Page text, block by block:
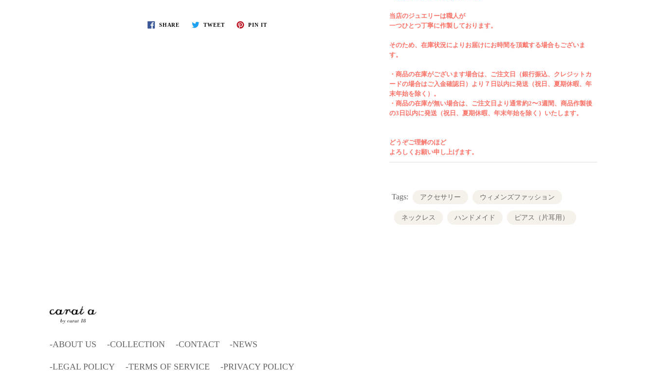
SHARE TWEET PIN IT
ザインは左耳にパールの連なりを、右耳に１粒タ
イプの装着を推奨しておりますが左右どちらにも
ー使いも意識した可憐な揺れを、耳元でお楽しみ
金イエローゴールドの留め具をシリコンで包んだ
タイプ。
こちらはすべてMade in Japanです。
（ピアス芯部分は全てK18YGを使用）
（パール部分約５㎝+10金チェーン約3㎝）
当店のジュエリーは職人が
一つひとつ丁寧に作製しております。
そのため、在庫状況によりお届けにお時間を頂戴する場合もございま
す。
・商品の在庫がございます場合は、ご注文日（銀行振込、クレジットカ
ードの場合はご入金確認日）より７日以内に発送（祝日、夏期休暇、年
末年始を除く）。
・商品の在庫が無い場合は、ご注文日より通常約2〜3週間、商品作製後
の3日以内に発送（祝日、夏期休暇、年末年始を除く）いたします。
どうぞご理解のほど
よろしくお願い申し上げます。
Tags: アクセサリー ウィメンズファッション
ネックレス ハンドメイド ピアス（片耳用）
ABOUT US COLLECTION CONTACT NEWS
LEGAL POLICY TERMS OF SERVICE PRIVACY POLICY